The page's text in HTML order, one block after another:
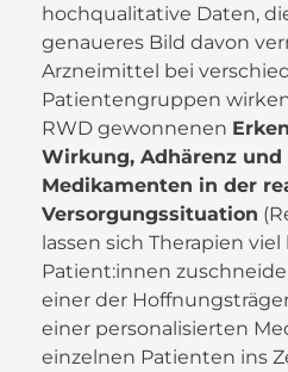
hochqualitative Daten,
genaueres Bild davon
Arzneimittel bei
Patientengruppen
RWD gewonnenen
Wirkung, Adhärenz
Medikamenten in der
Versorgungssituation
lassen sich Therapien
Patient:innen
einer der
einer personalisierten
einzelnen Patienten ins